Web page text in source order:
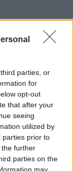
parties, or
for
opt-out
that after your
seeing
utilized by
parties prior to
further
parties on the
may
⇑
Vidéos